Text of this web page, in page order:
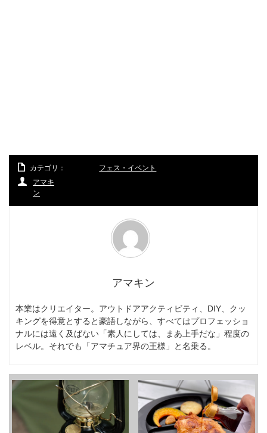
カテゴリ：
フェス・イベント
アマキ
ン
アマキン
本業はクリエイター。アウトドアアクティビティ、DIY、クッ
キングを得意とすると豪語しながら、すべてはプロフェッショ
ナルには遠く及ばない「素人にしては、まあ上手だな」程度の
レベル。それでも「アマチュア界の王様」と名乗る。